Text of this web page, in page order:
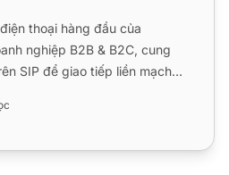
thoại hàng đầu của
nghiệp B2B & B2C, cung
SIP để giao tiếp liền mạch,